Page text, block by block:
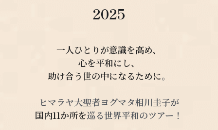
2025
一人ひとりが意識を高め、
心を平和にし、
助け合う世の中になるために。
ヒマラヤ大聖者ヨグマタ相川圭子が
国内11か所を巡る世界平和のツアー！